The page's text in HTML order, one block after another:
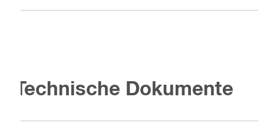
Technische Dokumente